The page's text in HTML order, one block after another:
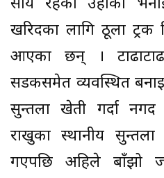
सक्रिय रहेको उहाँको
खरिदका लागि ठूला ट्रक
आएका छन् ।
सडकसमेत व्यवस्थित
सुन्तला खेती गर्दा
राखुका स्थानीय
गएपछि अहिले बाँझो